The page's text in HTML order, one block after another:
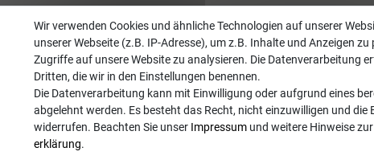
Wir verwenden Cookies und ähnliche Technologien auf unserer
unserer Webseite (z.B. IP-Adresse), um z.B. Inhalte und Anzeigen
Zugriffe auf unsere Website zu analysieren. Die Datenverarbeitung
Dritten, die wir in den Einstellungen benennen.
Die Datenverarbeitung kann mit Einwilligung oder aufgrund eines
abgelehnt werden. Es besteht das Recht, nicht einzuwilligen und
widerrufen. Beachten Sie unser Impressum und weitere Hinweise
erklärung.